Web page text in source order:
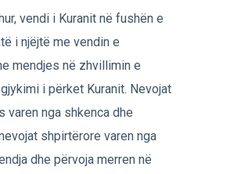
vendi i Kuranit në fushën e
i njëjtë me vendin e
mendjes në zhvillimin e
i përket Kuranit. Nevojat
varen nga shkenca dhe
shpirtërore varen nga
dhe përvoja merren në